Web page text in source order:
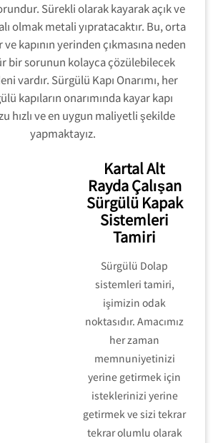
Sürekli olarak kayarak açık ve
olmak metali yıpratacaktır. Bu, orta
ve kapının yerinden çıkmasına neden
bir sorunun kolayca çözülebilecek
vardır. Sürgülü Kapı Onarımı, her
kapıların onarımında kayar kapı
hızlı ve en uygun maliyetli şekilde
yapmaktayız.
Kartal Alt
Rayda Çalışan
Sürgülü Kapak
Sistemleri
Tamiri
Sürgülü Dolap
sistemleri tamiri,
işimizin odak
noktasıdır. Amacımız
her zaman
memnuniyetinizi
yerine getirmek için
isteklerinizi yerine
getirmek ve sizi tekrar
tekrar olumlu olarak